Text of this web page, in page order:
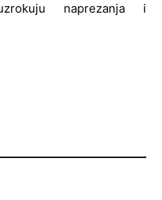
naprezanja i